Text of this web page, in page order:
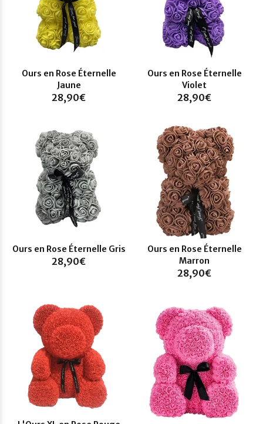
Ours en Rose Éternelle
Jaune
28,90€
Ours en Rose Éternelle
Violet
28,90€
Ours en Rose Éternelle Gris
28,90€
Ours en Rose Éternelle
Marron
28,90€